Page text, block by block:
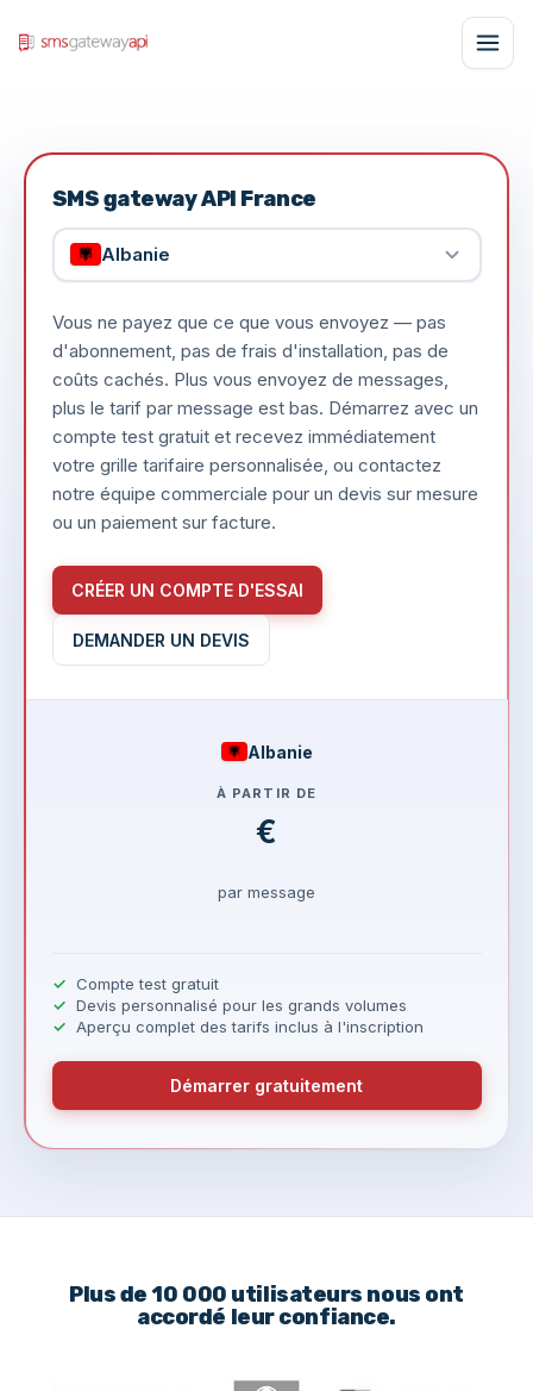
Plus de 10 000 utilisateurs nous ont
accordé leur confiance.
SMS gateway API France
Albanie
Vous ne payez que ce que vous envoyez — pas
d'abonnement, pas de frais d'installation, pas de
coûts cachés. Plus vous envoyez de messages,
plus le tarif par message est bas. Démarrez avec un
compte test gratuit et recevez immédiatement
votre grille tarifaire personnalisée, ou contactez
notre équipe commerciale pour un devis sur mesure
ou un paiement sur facture.
CRÉER UN COMPTE D'ESSAI
DEMANDER UN DEVIS
Albanie
À PARTIR DE
€
par message
Compte test gratuit
Devis personnalisé pour les grands volumes
Aperçu complet des tarifs inclus à l'inscription
Démarrer gratuitement